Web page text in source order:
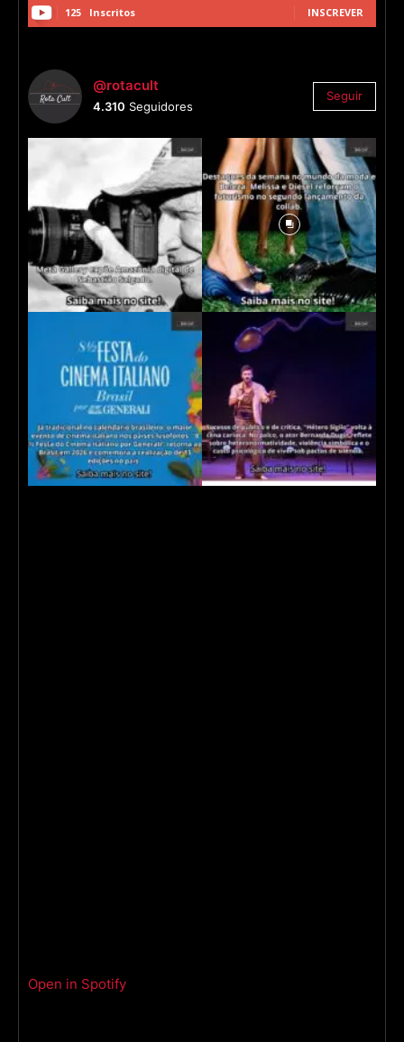
125 Inscritos INSCREVER
@rotacult
4.310 Seguidores
Seguir
Open in Spotify